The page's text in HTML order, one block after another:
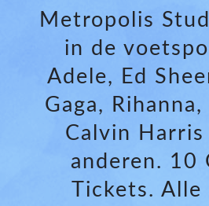
Metropolis
in de
Adele, Ed
Gaga,
Calvin Harris
anderen. 10
Tickets.